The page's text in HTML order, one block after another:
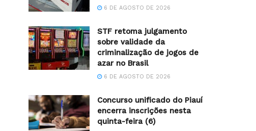
6 DE AGOSTO DE 2026
STF retoma julgamento
sobre validade da
criminalização de jogos de
azar no Brasil
6 DE AGOSTO DE 2026
Concurso unificado do Piauí
encerra inscrições nesta
quinta-feira (6)